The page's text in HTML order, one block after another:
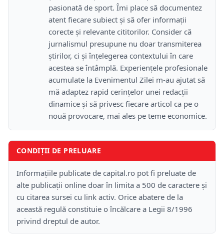
pasionată de sport. Îmi place să documentez
atent fiecare subiect și să ofer informații
corecte și relevante cititorilor. Consider că
jurnalismul presupune nu doar transmiterea
știrilor, ci și înțelegerea contextului în care
acestea se întâmplă. Experiențele profesionale
acumulate la Evenimentul Zilei m-au ajutat să
mă adaptez rapid cerințelor unei redacții
dinamice și să privesc fiecare articol ca pe o
nouă provocare, mai ales pe teme economice.
CONDIȚII DE PRELUARE
Informațiile publicate de capital.ro pot fi preluate de
alte publicații online doar în limita a 500 de caractere și
cu citarea sursei cu link activ. Orice abatere de la
această regulă constituie o încălcare a Legii 8/1996
privind dreptul de autor.